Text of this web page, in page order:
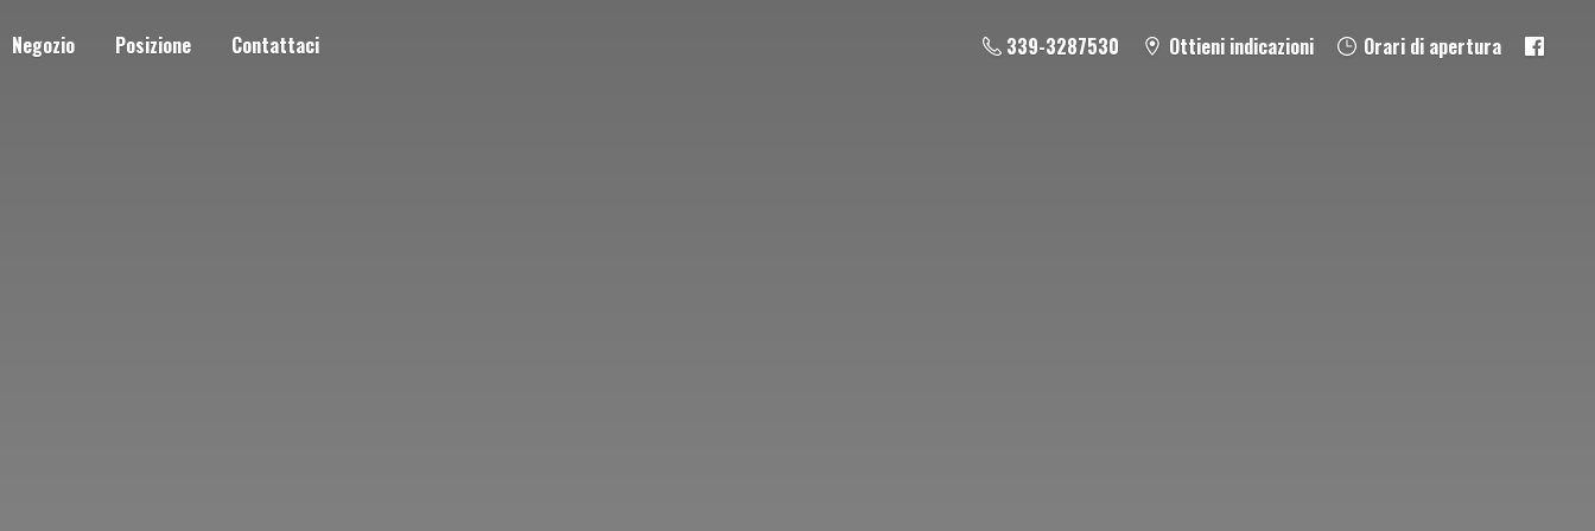
Negozio Posizione Contattaci 339-3287530 Ottieni indicazioni Orari di apertura